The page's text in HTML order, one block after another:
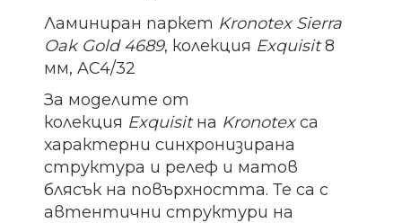
Ламиниран паркет Kronotex Sierra
Oak Gold 4689, колекция Exquisit8
мм, AC4/32
За моделите от
колекция Exquisitна Kronotexса
характерни синхронизирана
структура и релеф и матов
блясък на повърхността. Те са с
автентични структури на